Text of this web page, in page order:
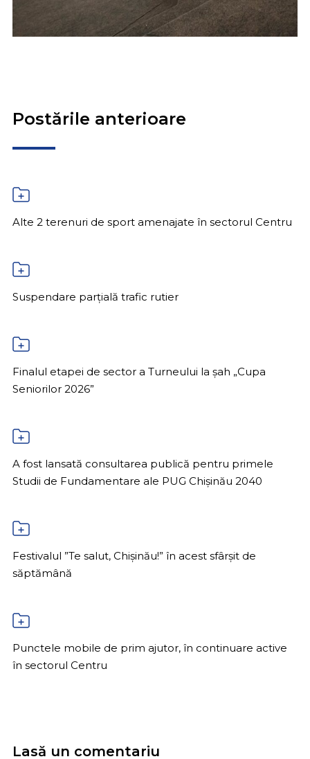
Postările anterioare
Alte 2 terenuri de sport amenajate în sectorul Centru
Suspendare parțială trafic rutier
Finalul etapei de sector a Turneului la șah „Cupa
Seniorilor 2026”
A fost lansată consultarea publică pentru primele
Studii de Fundamentare ale PUG Chișinău 2040
Festivalul ”Te salut, Chișinău!” în acest sfârșit de
săptămână
Punctele mobile de prim ajutor, în continuare active
în sectorul Centru
Lasă un comentariu